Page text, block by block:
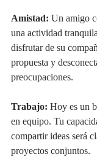
Amistad: Un amigo
una actividad
disfrutar de su
propuesta y
preocupaciones.
Trabajo: Hoy es un
en equipo. Tu
compartir ideas será
proyectos conjuntos.